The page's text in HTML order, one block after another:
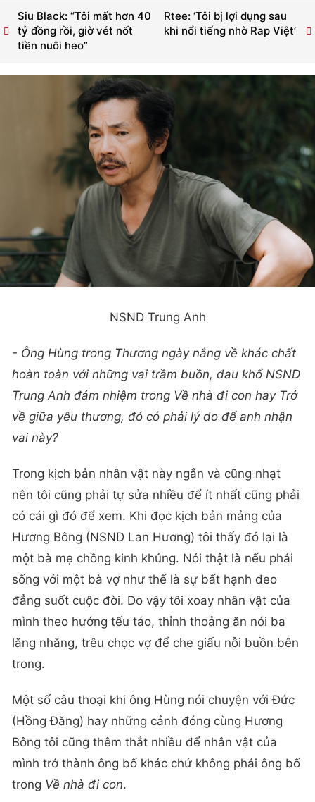
Rtee: ‘Tôi bị lợi dụng sau
khi nổi tiếng nhờ Rap Việt’
Siu Black: “Tôi mất hơn 40
tỷ đồng rồi, giờ vét nốt
tiền nuôi heo”
NSND Trung Anh
- Ông Hùng trong Thương ngày nắng về khác chất
hoàn toàn với những vai trầm buồn, đau khổ NSND
Trung Anh đảm nhiệm trong Về nhà đi con hay Trở
về giữa yêu thương, đó có phải lý do để anh nhận
vai này?
Trong kịch bản nhân vật này ngắn và cũng nhạt
nên tôi cũng phải tự sửa nhiều để ít nhất cũng phải
có cái gì đó để xem. Khi đọc kịch bản mảng của
Hương Bông (NSND Lan Hương) tôi thấy đó lại là
một bà mẹ chồng kinh khủng. Nói thật là nếu phải
sống với một bà vợ như thế là sự bất hạnh đeo
đẳng suốt cuộc đời. Do vậy tôi xoay nhân vật của
mình theo hướng tếu táo, thỉnh thoảng ăn nói ba
lăng nhăng, trêu chọc vợ để che giấu nỗi buồn bên
trong.
Một số câu thoại khi ông Hùng nói chuyện với Đức
(Hồng Đăng) hay những cảnh đóng cùng Hương
Bông tôi cũng thêm thắt nhiều để nhân vật của
mình trở thành ông bố khác chứ không phải ông bố
trong Về nhà đi con.